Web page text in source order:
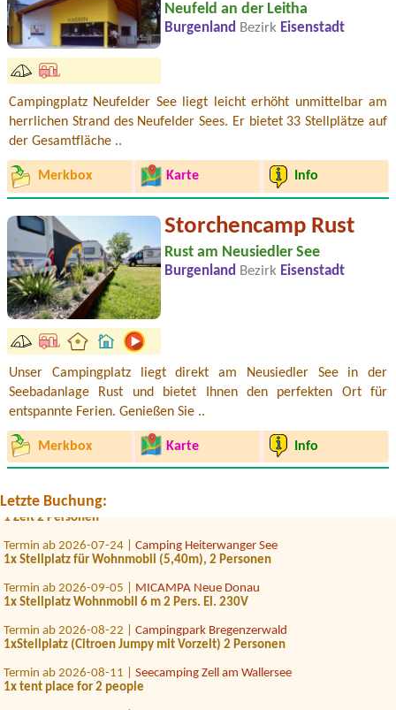
Neufeld an der Leitha
Burgenland Bezirk Eisenstadt
Campingplatz Neufelder See liegt leicht erhöht unmittelbar am
herrlichen Strand des Neufelder Sees. Er bietet 33 Stellplätze auf
der Gesamtfläche ..
Merkbox Karte Info
Storchencamp Rust
Rust am Neusiedler See
Burgenland Bezirk Eisenstadt
Unser Campingplatz liegt direkt am Neusiedler See in der
Seebadanlage Rust und bietet Ihnen den perfekten Ort für
entspannte Ferien. Genießen Sie ..
Merkbox Karte Info
Letzte Buchung:
Termin ab 2026-08-21 |Campingplatz Neufelder See
2x Platz für Zelt und 7 Personen
Termin ab 2026-08-13 |
Camping Murinsel
1000
Termin ab 2026-08-15 |
1 Zelt 2 Personen
Termin ab 2026-07-24 | Camping Heiterwanger See
1x Stellplatz für Wohnmobil (5,40m), 2 Personen
Termin ab 2026-09-05 | MICAMPA Neue Donau
1x Stellplatz Wohnmobil 6 m 2 Pers. El. 230V
Termin ab 2026-08-22 | Campingpark Bregenzerwald
1xStellplatz (Citroen Jumpy mit Vorzelt) 2 Personen
Termin ab 2026-08-11 | Seecamping Zell am Wallersee
1x tent place for 2 people